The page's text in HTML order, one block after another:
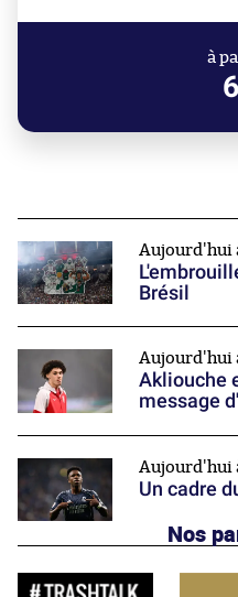
à
Aujourd'hui
Brésil
Aujourd'hui
Akliouche
message
Aujourd'hui
Un cadre
Nos